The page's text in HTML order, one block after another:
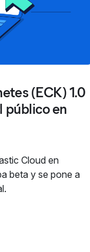
(ECK) 1.0
público en
Cloud en
beta y se pone a